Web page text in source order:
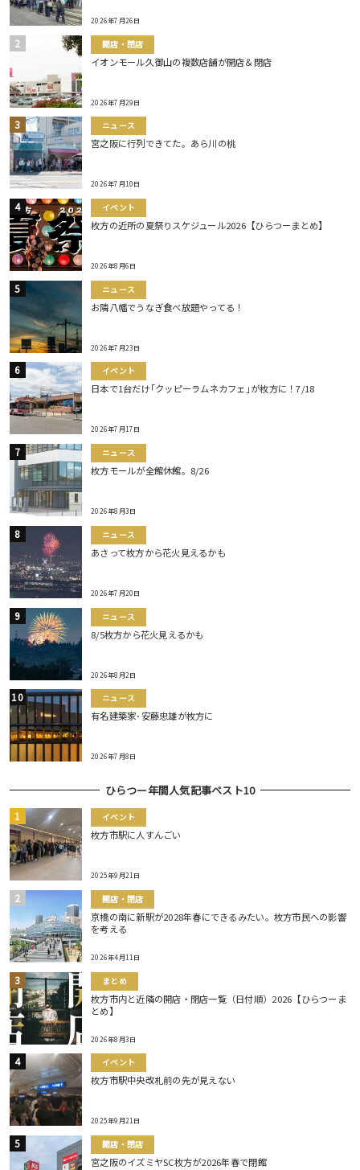
2026年7月26日
開店・閉店
イオンモール久御山の複数店舗が開店＆閉店
2026年7月29日
ニュース
宮之阪に行列できてた。あら川の桃
2026年7月10日
イベント
枚方の近所の夏祭りスケジュール2026【ひらつーまとめ】
2026年8月6日
ニュース
お隣八幡でうなぎ食べ放題やってる！
2026年7月23日
イベント
日本で1台だけ｢クッピーラムネカフェ｣が枚方に！7/18
2026年7月17日
ニュース
枚方モールが全館休館。8/26
2026年8月3日
ニュース
あさって枚方から花火見えるかも
2026年7月20日
ニュース
8/5枚方から花火見えるかも
2026年8月2日
ニュース
有名建築家･安藤忠雄が枚方に
2026年7月8日
ひらつー年間人気記事ベスト10
イベント
枚方市駅に人すんごい
2025年9月21日
開店・閉店
京橋の南に新駅が2028年春にできるみたい。枚方市民への影響
を考える
2026年4月11日
まとめ
枚方市内と近隣の開店・閉店一覧（日付順）2026【ひらつーま
とめ】
2026年8月3日
イベント
枚方市駅中央改札前の先が見えない
2025年9月21日
開店・閉店
宮之阪のイズミヤSC枚方が2026年春で閉館